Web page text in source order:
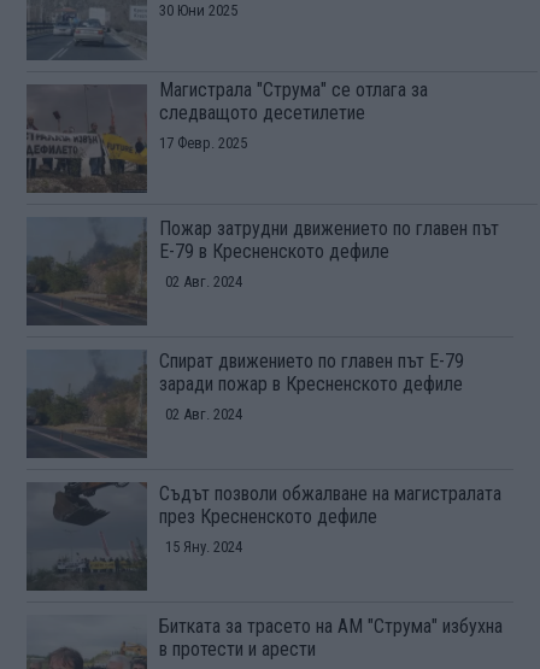
30 Юни 2025
Магистрала "Струма" се отлага за
следващото десетилетие
17 Февр. 2025
Пожар затрудни движението по главен път
Е-79 в Кресненското дефиле
02 Авг. 2024
Спират движението по главен път Е-79
заради пожар в Кресненското дефиле
02 Авг. 2024
Съдът позволи обжалване на магистралата
през Кресненското дефиле
15 Яну. 2024
Битката за трасето на АМ "Струма" избухна
в протести и арести